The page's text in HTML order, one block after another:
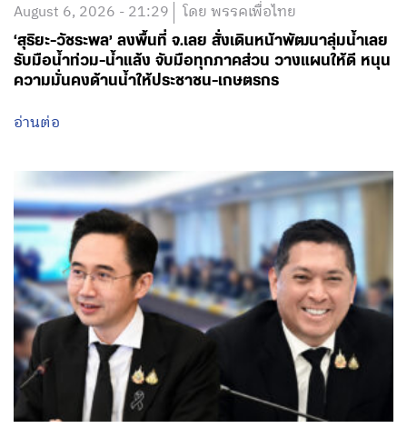
August 6, 2026 - 21:29 โดย พรรคเพื่อไทย
‘สุริยะ-วัชระพล’ ลงพื้นที่ จ.เลย สั่งเดินหน้าพัฒนาลุ่มน้ำเลย
รับมือน้ำท่วม-น้ำแล้ง จับมือทุกภาคส่วน วางแผนให้ดี หนุน
ความมั่นคงด้านน้ำให้ประชาชน-เกษตรกร
อ่านต่อ